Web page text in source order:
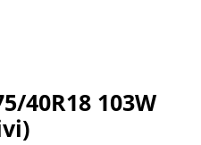
40R18 103W